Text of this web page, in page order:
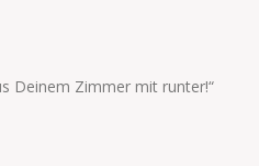
Deinem Zimmer mit runter!“